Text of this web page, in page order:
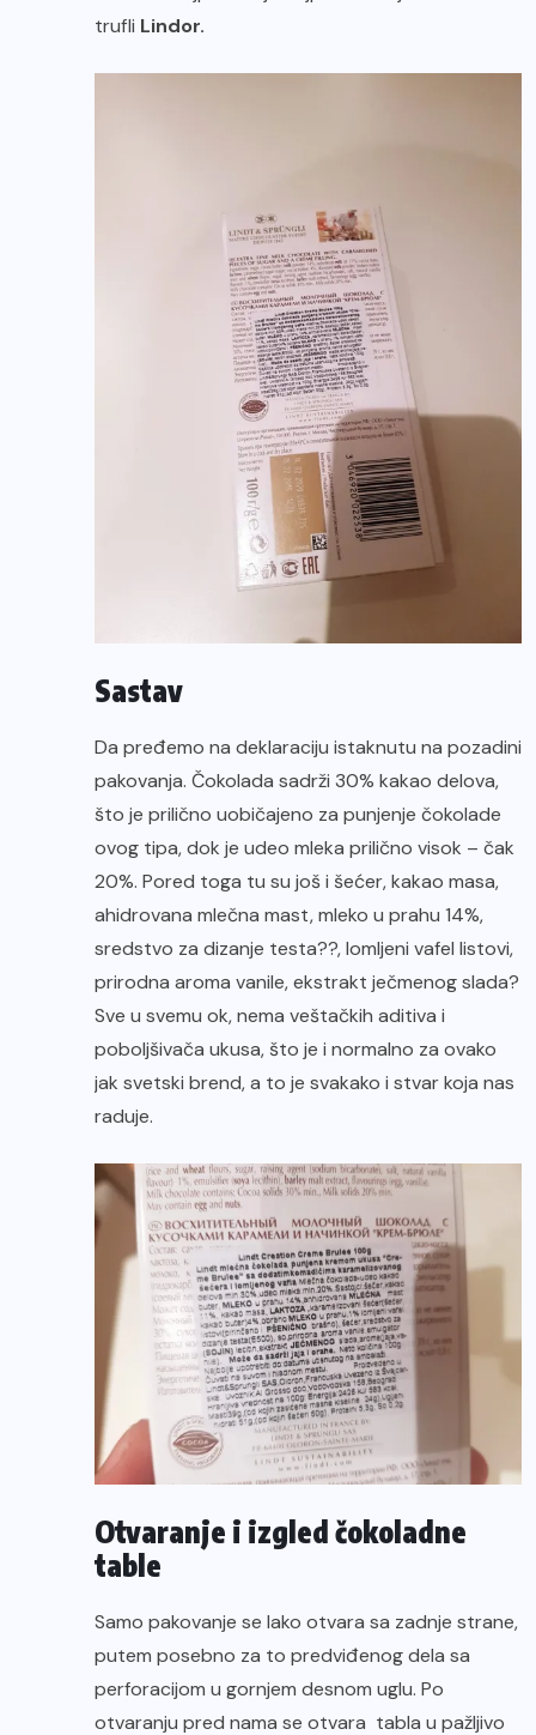
trufli Lindor.
Sastav
Da pređemo na deklaraciju istaknutu na pozadini
pakovanja. Čokolada sadrži 30% kakao delova,
što je prilično uobičajeno za punjenje čokolade
ovog tipa, dok je udeo mleka prilično visok – čak
20%. Pored toga tu su još i šećer, kakao masa,
ahidrovana mlečna mast, mleko u prahu 14%,
sredstvo za dizanje testa??, lomljeni vafel listovi,
prirodna aroma vanile, ekstrakt ječmenog slada?
Sve u svemu ok, nema veštačkih aditiva i
poboljšivača ukusa, što je i normalno za ovako
jak svetski brend, a to je svakako i stvar koja nas
raduje.
Otvaranje i izgled čokoladne
table
Samo pakovanje se lako otvara sa zadnje strane,
putem posebno za to predviđenog dela sa
perforacijom u gornjem desnom uglu. Po
otvaranju pred nama se otvara tabla u pažljivo